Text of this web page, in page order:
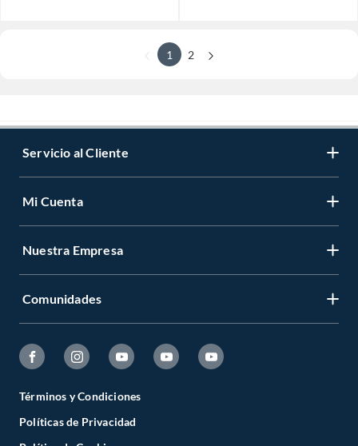
1 2
Servicio al Cliente
Mi Cuenta
Nuestra Empresa
Comunidades
Términos y Condiciones
Políticas de Privacidad